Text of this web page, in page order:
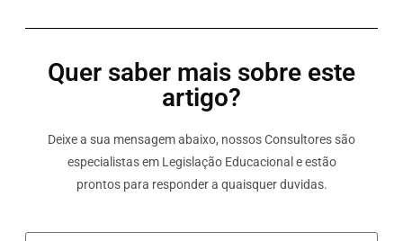
Quer saber mais sobre este
artigo?
Deixe a sua mensagem abaixo, nossos Consultores são
especialistas em Legislação Educacional e estão
prontos para responder a quaisquer duvidas.